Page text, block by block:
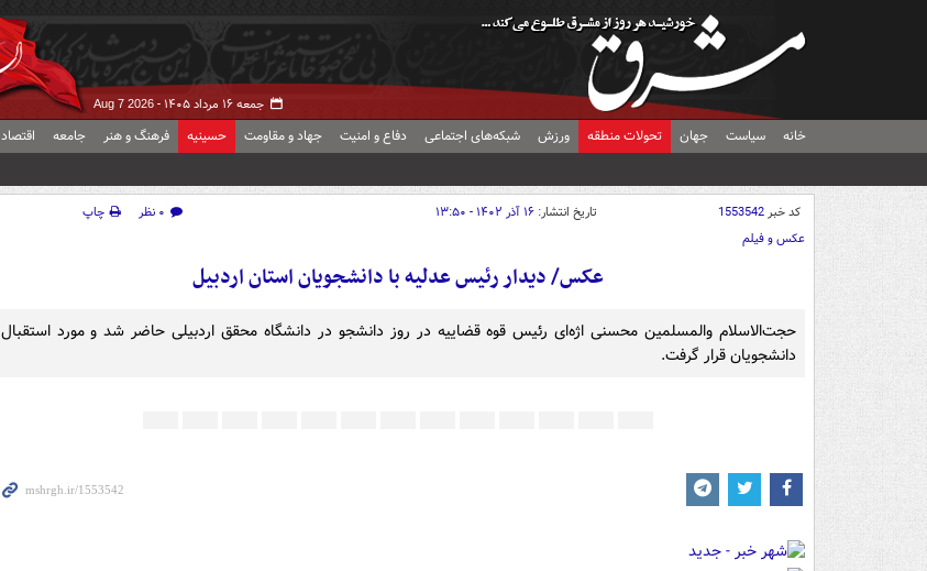
جمعه ۱۶ مرداد ۱۴۰۵ - Aug 7 2026
خانه سیاست جهان تحولات منطقه ورزش شبکه‌های اجتماعی دفاع و امنیت جهاد و مقاومت حسینیه فرهنگ و هنر جامعه اقتصاد
کد خبر1553542 تاریخ انتشار: ۱۶ آذر ۱۴۰۲ - ۱۳:۵۰ ۰ نظر
چاپ
عکس و فیلم
عکس/ دیدار رئیس عدلیه با دانشجویان استان اردبیل
حجت‌الاسلام والمسلمین محسنی اژه‌ای رئیس قوه قضاییه در روز دانشجو در دانشگاه محقق اردبیلی حاضر شد و مورد استقبال
دانشجویان قرار گرفت.